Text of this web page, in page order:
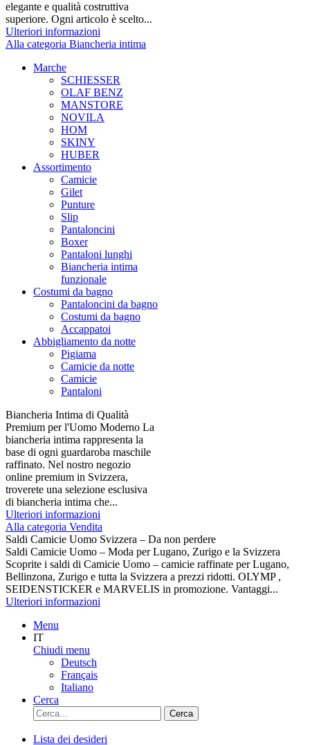
elegante e qualità costruttiva
superiore. Ogni articolo è scelto...
Ulteriori informazioni
Alla categoria Biancheria intima
Marche
SCHIESSER
OLAF BENZ
MANSTORE
NOVILA
HOM
SKINY
HUBER
Assortimento
Camicie
Gilet
Punture
Slip
Pantaloncini
Boxer
Pantaloni lunghi
Biancheria intima
funzionale
Costumi da bagno
Pantaloncini da bagno
Costumi da bagno
Accappatoi
Abbigliamento da notte
Pigiama
Camicie da notte
Camicie
Pantaloni
Biancheria Intima di Qualità
Premium per l'Uomo Moderno La
biancheria intima rappresenta la
base di ogni guardaroba maschile
raffinato. Nel nostro negozio
online premium in Svizzera,
troverete una selezione esclusiva
di biancheria intima che...
Ulteriori informazioni
Alla categoria Vendita
Saldi Camicie Uomo Svizzera – Da non perdere
Saldi Camicie Uomo – Moda per Lugano, Zurigo e la Svizzera
Scoprite i saldi di Camicie Uomo – camicie raffinate per Lugano,
Bellinzona, Zurigo e tutta la Svizzera a prezzi ridotti. OLYMP ,
SEIDENSTICKER e MARVELIS in promozione. Vantaggi...
Ulteriori informazioni
Menu
IT
Chiudi menu
Deutsch
Français
Italiano
Cerca
Cerca
Lista dei desideri